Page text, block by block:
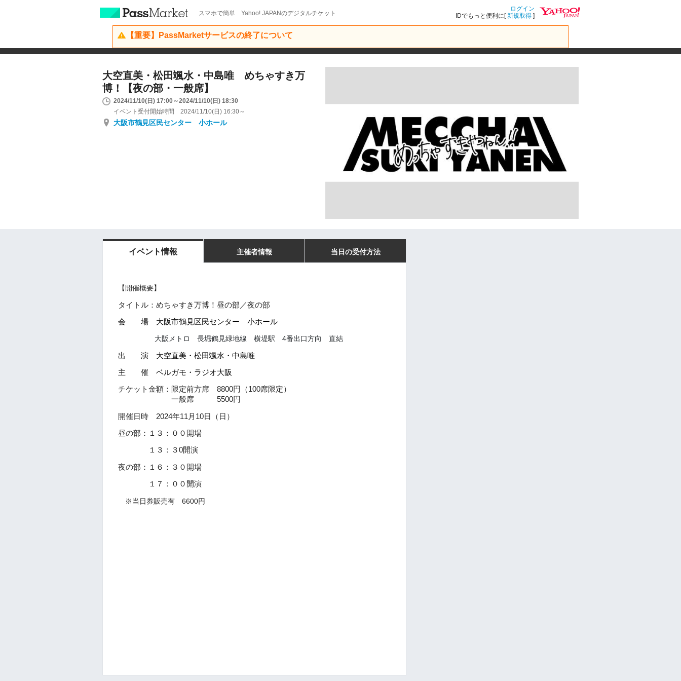
スマホで簡単 Yahoo! JAPANのデジタルチケット
ログイン
IDでもっと便利に[新規取得 ]
【重要】PassMarketサービスの終了について
大空直美・松田颯水・中島唯 めちゃすき万
博！【夜の部・一般席】
2024/11/10(日) 17:00～2024/11/10(日) 18:30
イベント受付開始時間 2024/11/10(日) 16:30～
大阪市鶴見区民センター 小ホール
イベント情報 主催者情報 当日の受付方法
【開催概要】
タイトル：めちゃすき万博！昼の部／夜の部
会 場 大阪市鶴見区民センター 小ホール
大阪メトロ 長堀鶴見緑地線 横堤駅 4番出口方向 直結
出 演 大空直美・松田颯水・中島唯
主 催 ベルガモ・ラジオ大阪
チケット金額：限定前方席 8800円（100席限定）
一般席 5500円
開催日時 2024年11月10日（日）
昼の部：１３：００開場
１３：３0開演
夜の部：１６：３０開場
１７：００開演
※当日券販売有 6600円